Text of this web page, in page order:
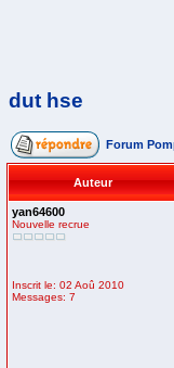
dut hse
Forum
Auteur
yan64600
Nouvelle recrue
Inscrit le: 02 Aoû 2010
Messages: 7